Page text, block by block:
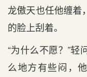
龙傲天也任他缠着
的脸上刮着。
“为什么不愿？”轻
么地方有些闷，